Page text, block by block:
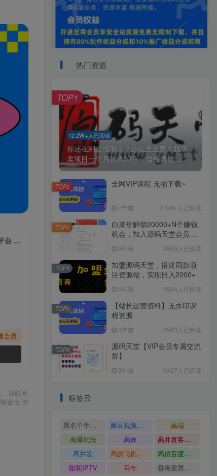
（6519期）10分钟学会Ai技术，表情包最新玩法，每一张都是原创 无脑上传平台 日入300+
会员
请联系
退出 涉
热门资源
12.2W+人已阅读
你还在到处找项目？还在当韭菜？我靠
卖项目一个月收入5万+，曾经我也...
TOP1
全网VIP课程 无损下载~
2年前 2.1W+人已阅读
TOP2
白菜价解锁20000+N个赚钱
机会，加入源码天堂会员，
3年前 9969人已阅读
TOP3
加盟源码天堂，搭建同款项
目资源站，实现日入2000+
3年前 6894人已阅读
TOP4
【站长运营资料】无水印课
程资源
3年前 6583人已阅读
TOP5
源码天堂【VIP会员专属交流
群】
3年前 6427人已阅读
TOP6
标签云
黑名单举报系统源码 麻豆视频源码
高端
高爆玩法
高效
高并发客服系统
高并发
高仿飞机源码
高仿百度网盘UI
骆驼IPTV
马年
香港股票系统源码